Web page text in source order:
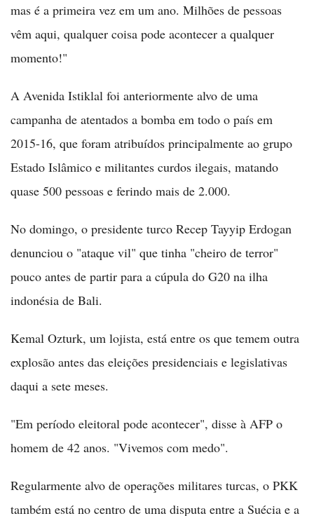
mas é a primeira vez em um ano. Milhões de pessoas
vêm aqui, qualquer coisa pode acontecer a qualquer
momento!"
A Avenida Istiklal foi anteriormente alvo de uma
campanha de atentados a bomba em todo o país em
2015-16, que foram atribuídos principalmente ao grupo
Estado Islâmico e militantes curdos ilegais, matando
quase 500 pessoas e ferindo mais de 2.000.
No domingo, o presidente turco Recep Tayyip Erdogan
denunciou o "ataque vil" que tinha "cheiro de terror"
pouco antes de partir para a cúpula do G20 na ilha
indonésia de Bali.
Kemal Ozturk, um lojista, está entre os que temem outra
explosão antes das eleições presidenciais e legislativas
daqui a sete meses.
"Em período eleitoral pode acontecer", disse à AFP o
homem de 42 anos. "Vivemos com medo".
Regularmente alvo de operações militares turcas, o PKK
também está no centro de uma disputa entre a Suécia e a